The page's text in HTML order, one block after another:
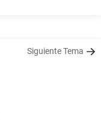
Siguiente Tema